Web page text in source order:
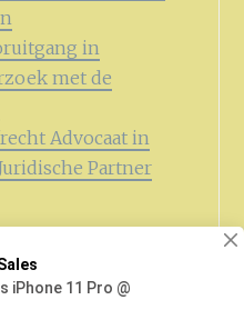
in
met de
Advocaat in
Partner